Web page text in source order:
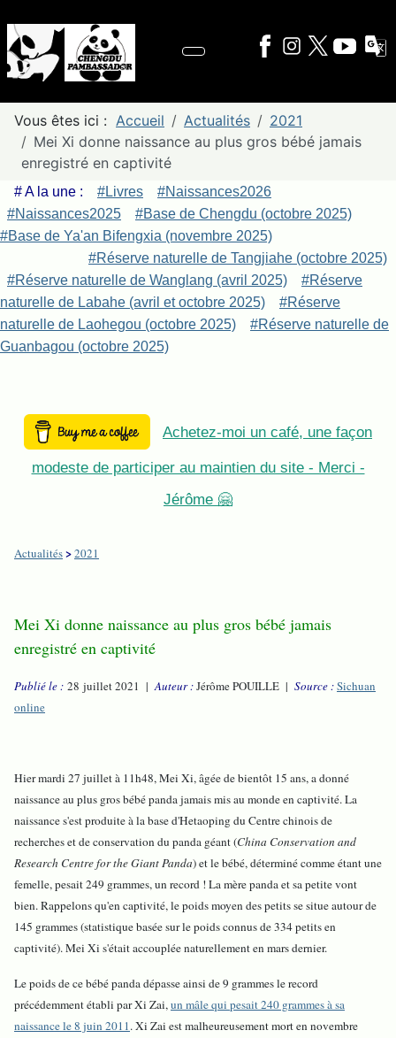
Vous êtes ici : Accueil Actualités
2021
Mei Xi donne naissance au plus gros bébé jamais
enregistré en captivité
# A la une : #Livres
#Naissances2026
#Naissances2025
#Base de Chengdu (octobre 2025)
#Base de Ya'an Bifengxia (novembre 2025)
#Réserve naturelle de Tangjiahe (octobre 2025)
#Réserve naturelle de Wanglang (avril 2025)
#Réserve
naturelle de Labahe (avril et octobre 2025)
#Réserve
naturelle de Laohegou (octobre 2025)
#Réserve naturelle de
Guanbagou (octobre 2025)
Achetez-moi un café, une façon
modeste de participer au maintien du site - Merci -
Jérôme 🤗
Actualités>2021
Mei Xi donne naissance au plus gros bébé jamais
enregistré en captivité
Publié le : 28 juillet 2021 |Auteur :Jérôme POUILLE | Source :Sichuan
online
Hier mardi 27 juillet à 11h48, Mei Xi, âgée de bientôt 15 ans, a donné
naissance au plus gros bébé panda jamais mis au monde en captivité. La
naissance s'est produite à la base d'Hetaoping du Centre chinois de
recherches et de conservation du panda géant (China Conservation and
Research Centre for the Giant Panda) et le bébé, déterminé comme étant une
femelle, pesait 249 grammes, un record ! La mère panda et sa petite vont
bien. Rappelons qu'en captivité, le poids moyen des petits se situe autour de
145 grammes (statistique basée sur le poids connus de 334 petits en
captivité). Mei Xi s'était accouplée naturellement en mars dernier.
Le poids de ce bébé panda dépasse ainsi de 9 grammes le record
précédemment établi par Xi Zai,un mâle qui pesait 240 grammes à sa
naissance le 8 juin 2011. Xi Zai est malheureusement mort en novembre